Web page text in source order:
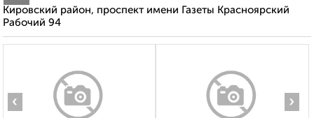
Кировский район, проспект имени Газеты Красноярский
Рабочий 94
‹ ›